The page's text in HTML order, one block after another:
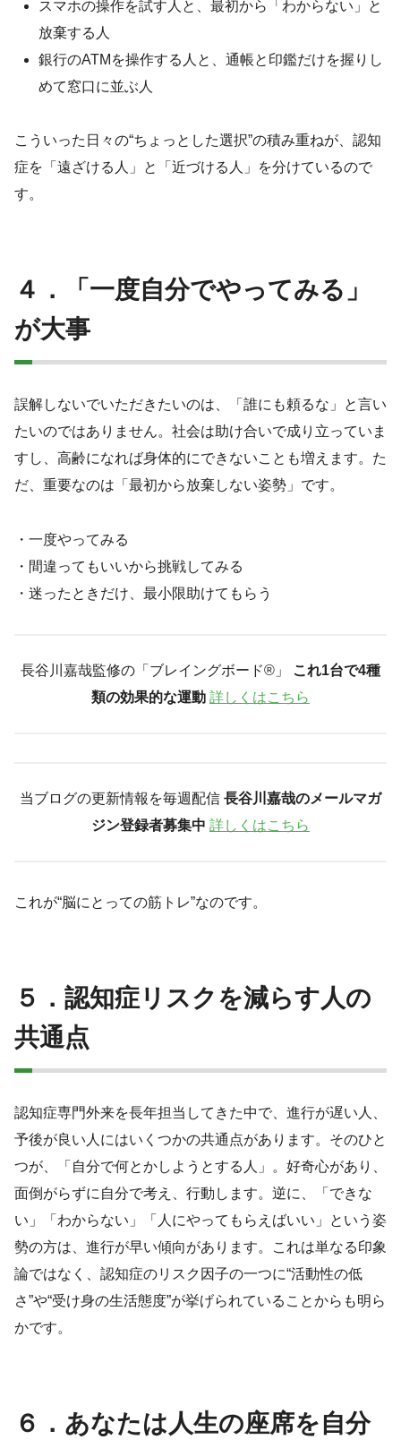
スマホの操作を試す人と、最初から「わからない」と
放棄する人
銀行のATMを操作する人と、通帳と印鑑だけを握りし
めて窓口に並ぶ人
こういった日々の“ちょっとした選択”の積み重ねが、認知
症を「遠ざける人」と「近づける人」を分けているので
す。
４．「一度自分でやってみる」
が大事
誤解しないでいただきたいのは、「誰にも頼るな」と言い
たいのではありません。社会は助け合いで成り立っていま
すし、高齢になれば身体的にできないことも増えます。た
だ、重要なのは「最初から放棄しない姿勢」です。
・一度やってみる
・間違ってもいいから挑戦してみる
・迷ったときだけ、最小限助けてもらう
長谷川嘉哉監修の「ブレイングボード®︎」
これ1台で4種
類の効果的な運動 詳しくはこちら
当ブログの更新情報を毎週配信 長谷川嘉哉のメールマガ
ジン登録者募集中 詳しくはこちら
これが“脳にとっての筋トレ”なのです。
５．認知症リスクを減らす人の
共通点
認知症専門外来を長年担当してきた中で、進行が遅い人、
予後が良い人にはいくつかの共通点があります。そのひと
つが、「自分で何とかしようとする人」。好奇心があり、
面倒がらずに自分で考え、行動します。逆に、「できな
い」「わからない」「人にやってもらえばいい」という姿
勢の方は、進行が早い傾向があります。これは単なる印象
論ではなく、認知症のリスク因子の一つに“活動性の低
さ”や“受け身の生活態度”が挙げられていることからも明ら
かです。
６．あなたは人生の座席を自分